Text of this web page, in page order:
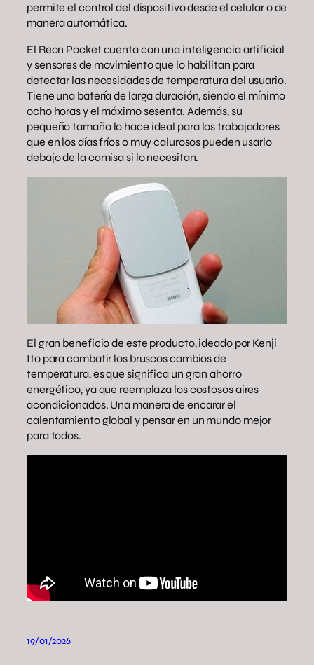
permite el control del dispositivo desde el celular o de
manera automática.
El Reon Pocket cuenta con una inteligencia artificial
y sensores de movimiento que lo habilitan para
detectar las necesidades de temperatura del usuario.
Tiene una batería de larga duración, siendo el mínimo
ocho horas y el máximo sesenta. Además, su
pequeño tamaño lo hace ideal para los trabajadores
que en los días fríos o muy calurosos pueden usarlo
debajo de la camisa si lo necesitan.
El gran beneficio de este producto, ideado por Kenji
Ito para combatir los bruscos cambios de
temperatura, es que significa un gran ahorro
energético, ya que reemplaza los costosos aires
acondicionados. Una manera de encarar el
calentamiento global y pensar en un mundo mejor
para todos.
19/01/2026